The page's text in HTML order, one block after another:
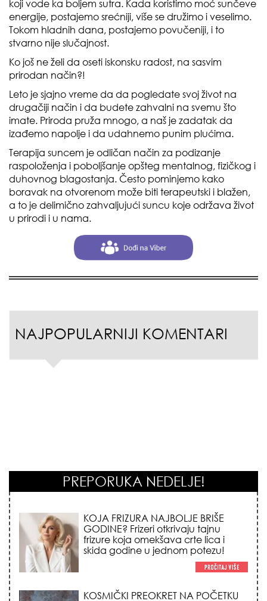
koji vode ka boljem sutra. Kada koristimo moć sunčeve
energije, postajemo srećniji, više se družimo i veselimo.
Tokom hladnih dana, postajemo povučeniji, i to
stvarno nije slučajnost.
Ko još ne želi da oseti iskonsku radost, na sasvim
prirodan način?!
Leto je sjajno vreme da da pogledate svoj život na
drugačiji način i da budete zahvalni na svemu što
imate. Priroda pruža mnogo, a naš je zadatak da
izađemo napolje i da udahnemo punim plućima.
Terapija suncem je odličan način za podizanje
raspoloženja i poboljšanje opšteg mentalnog, fizičkog i
duhovnog blagostanja. Često pominjemo kako
boravak na otvorenom može biti terapeutski i blažen,
a to je delimično zahvaljujući suncu koje održava život
u prirodi i u nama.
NAJPOPULARNIJI KOMENTARI
PREPORUKA NEDELJE!
KOSMIČKI PREOKRET NA POČETKU
AVGUSTA: Nedeljni horoskop od 03.
do 09. avgusta 2026. godine donosi
vatrenu energiju sezone Lava,
iznenadni novac i prelomne